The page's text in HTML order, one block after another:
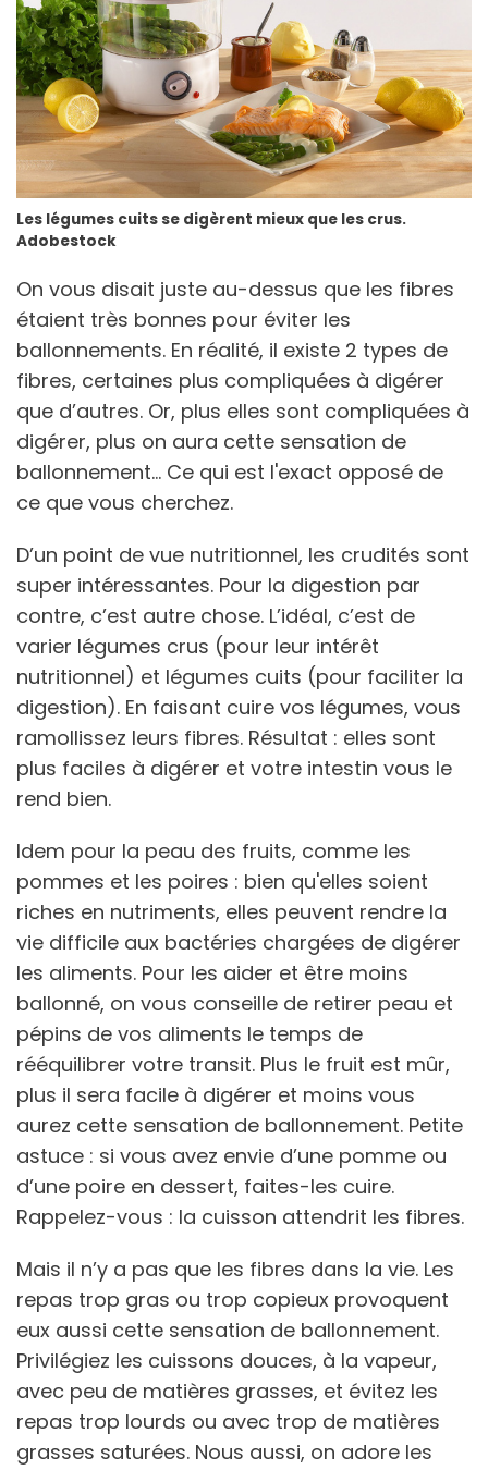
Les légumes cuits se digèrent mieux que les crus.
Adobestock
On vous disait juste au-dessus que les fibres
étaient très bonnes pour éviter les
ballonnements. En réalité, il existe 2 types de
fibres, certaines plus compliquées à digérer
que d’autres. Or, plus elles sont compliquées à
digérer, plus on aura cette sensation de
ballonnement... Ce qui est l'exact opposé de
ce que vous cherchez.
D’un point de vue nutritionnel, les crudités sont
super intéressantes. Pour la digestion par
contre, c’est autre chose. L’idéal, c’est de
varier légumes crus (pour leur intérêt
nutritionnel) et légumes cuits (pour faciliter la
digestion). En faisant cuire vos légumes, vous
ramollissez leurs fibres. Résultat : elles sont
plus faciles à digérer et votre intestin vous le
rend bien.
Idem pour la peau des fruits, comme les
pommes et les poires : bien qu'elles soient
riches en nutriments, elles peuvent rendre la
vie difficile aux bactéries chargées de digérer
les aliments. Pour les aider et être moins
ballonné, on vous conseille de retirer peau et
pépins de vos aliments le temps de
rééquilibrer votre transit. Plus le fruit est mûr,
plus il sera facile à digérer et moins vous
aurez cette sensation de ballonnement. Petite
astuce : si vous avez envie d’une pomme ou
d’une poire en dessert, faites-les cuire.
Rappelez-vous : la cuisson attendrit les fibres.
Mais il n’y a pas que les fibres dans la vie. Les
repas trop gras ou trop copieux provoquent
eux aussi cette sensation de ballonnement.
Privilégiez les cuissons douces, à la vapeur,
avec peu de matières grasses, et évitez les
repas trop lourds ou avec trop de matières
grasses saturées. Nous aussi, on adore les